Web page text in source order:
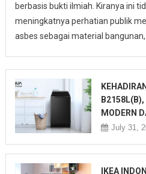
berbasis bukti ilmiah. Kiranya ini
meningkatnya perhatian publik
asbes sebagai material bangunan,
MODERN
July 31,
IKEA